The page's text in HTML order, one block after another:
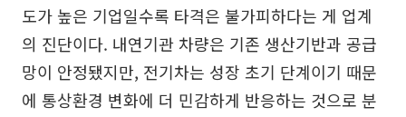
도가 높은 기업일수록 타격은 불가피하다는 게 업계
의 진단이다. 내연기관 차량은 기존 생산기반과 공급
망이 안정됐지만, 전기차는 성장 초기 단계이기 때문
에 통상환경 변화에 더 민감하게 반응하는 것으로 분